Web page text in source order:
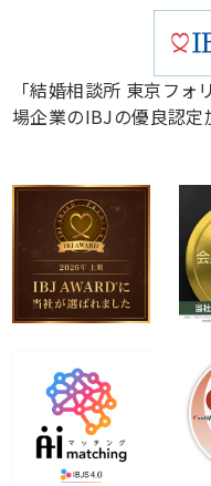
「結婚相談所 東京フ
場企業のIBJの優良認定